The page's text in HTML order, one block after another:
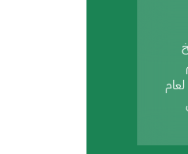
الابتدائية رقم (7750) لعام